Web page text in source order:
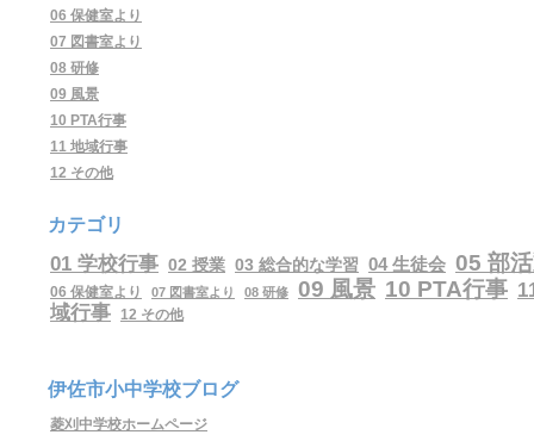
06 保健室より
07 図書室より
08 研修
09 風景
10 PTA行事
11 地域行事
12 その他
カテゴリ
01 学校行事 02 授業 03 総合的な学習 04 生徒会 05 部
06 保健室より 07 図書室より 08 研修 09 風景 10 PTA行事
域行事 12 その他
伊佐市小中学校ブログ
菱刈中学校ホームページ